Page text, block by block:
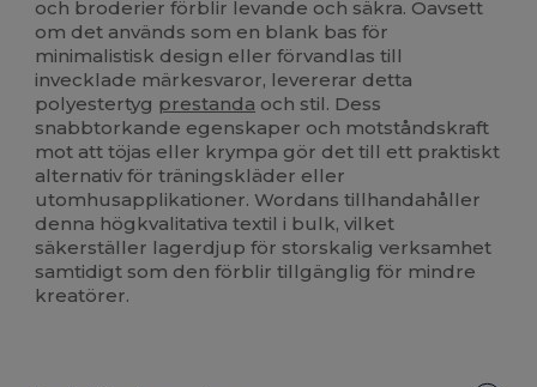
och broderier förblir levande och säkra. Oavsett
om det används som en blank bas för
minimalistisk design eller förvandlas till
invecklade märkesvaror, levererar detta
polyestertyg prestanda och stil. Dess
snabbtorkande egenskaper och motståndskraft
mot att töjas eller krympa gör det till ett praktiskt
alternativ för träningskläder eller
utomhusapplikationer. Wordans tillhandahåller
denna högkvalitativa textil i bulk, vilket
säkerställer lagerdjup för storskalig verksamhet
samtidigt som den förblir tillgänglig för mindre
kreatörer.